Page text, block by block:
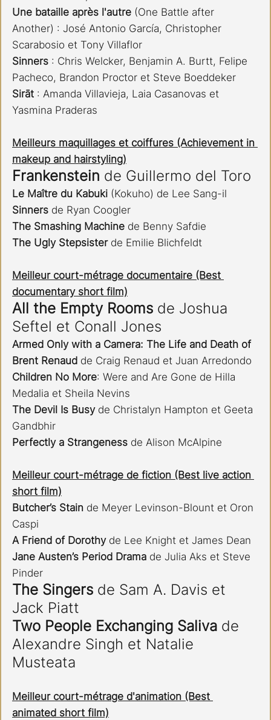
Une bataille après l'autre (One Battle after
Another) : José Antonio García, Christopher
Scarabosio et Tony Villaflor
Sinners : Chris Welcker, Benjamin A. Burtt, Felipe
Pacheco, Brandon Proctor et Steve Boeddeker
Sirāt : Amanda Villavieja, Laia Casanovas et
Yasmina Praderas​​​​​​​
Meilleurs maquillages et coiffures (Achievement in
makeup and hairstyling)
Frankenstein de Guillermo del Toro
Le Maître du Kabuki (Kokuho) de Lee Sang-il
Sinners de Ryan Coogler
The Smashing Machine de Benny Safdie
The Ugly Stepsister de Emilie Blichfeldt​​​​​​​
Meilleur court-métrage documentaire (Best
documentary short film)
All the Empty Rooms de Joshua
Seftel et Conall Jones
Armed Only with a Camera: The Life and Death of
Brent Renaud de Craig Renaud et Juan Arredondo
Children No More: Were and Are Gone de Hilla
Medalia et Sheila Nevins
The Devil Is Busy de Christalyn Hampton et Geeta
Gandbhir
Perfectly a Strangeness de Alison McAlpine​​​​​​
Meilleur court-métrage de fiction (Best live action
short film)
Butcher’s Stain de Meyer Levinson-Blount et Oron
Caspi
A Friend of Dorothy de Lee Knight et James Dean
Jane Austen’s Period Drama de Julia Aks et Steve
Pinder
The Singers de Sam A. Davis et
Jack Piatt
Two People Exchanging Saliva de
Alexandre Singh et Natalie
Musteata​​​​​​​
Meilleur court-métrage d'animation (Best
animated short film)